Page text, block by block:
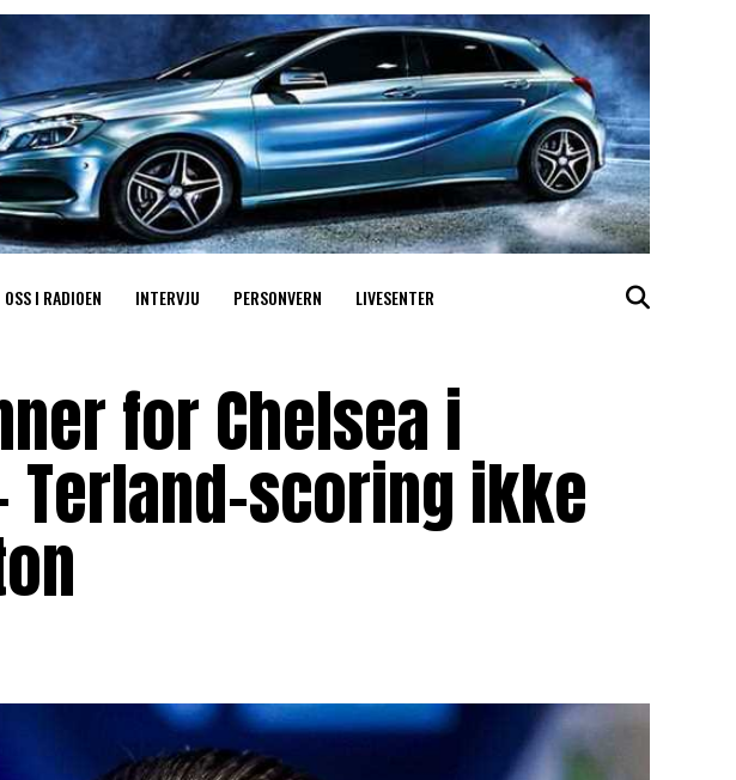
OSS I RADIOEN INTERVJU PERSONVERN LIVESENTER
for Chelsea i
Terland-scoring ikke